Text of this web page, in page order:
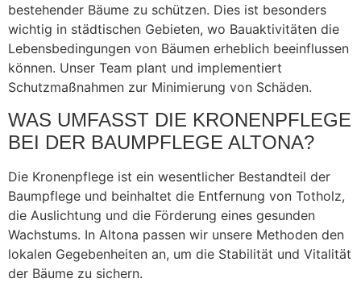
bestehender Bäume zu schützen. Dies ist besonders
wichtig in städtischen Gebieten, wo Bauaktivitäten die
Lebensbedingungen von Bäumen erheblich beeinflussen
können. Unser Team plant und implementiert
Schutzmaßnahmen zur Minimierung von Schäden.
WAS UMFASST DIE KRONENPFLEGE
BEI DER BAUMPFLEGE ALTONA?
Die Kronenpflege ist ein wesentlicher Bestandteil der
Baumpflege und beinhaltet die Entfernung von Totholz,
die Auslichtung und die Förderung eines gesunden
Wachstums. In Altona passen wir unsere Methoden den
lokalen Gegebenheiten an, um die Stabilität und Vitalität
der Bäume zu sichern.